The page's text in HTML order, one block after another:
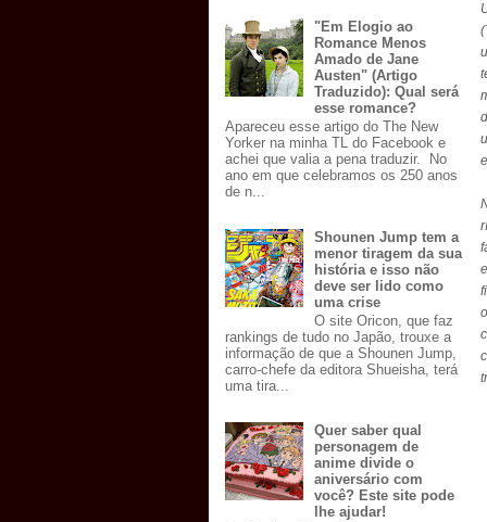
"Em Elogio ao
Romance Menos
Amado de Jane
Austen" (Artigo
Traduzido): Qual será
esse romance?
Apareceu esse artigo do The New
Yorker na minha TL do Facebook e
achei que valia a pena traduzir. No
ano em que celebramos os 250 anos
de n...
Shounen Jump tem a
menor tiragem da sua
história e isso não
deve ser lido como
uma crise
O site Oricon, que faz
rankings de tudo no Japão, trouxe a
informação de que a Shounen Jump,
carro-chefe da editora Shueisha, terá
uma tira...
Quer saber qual
personagem de
anime divide o
aniversário com
você? Este site pode
lhe ajudar!